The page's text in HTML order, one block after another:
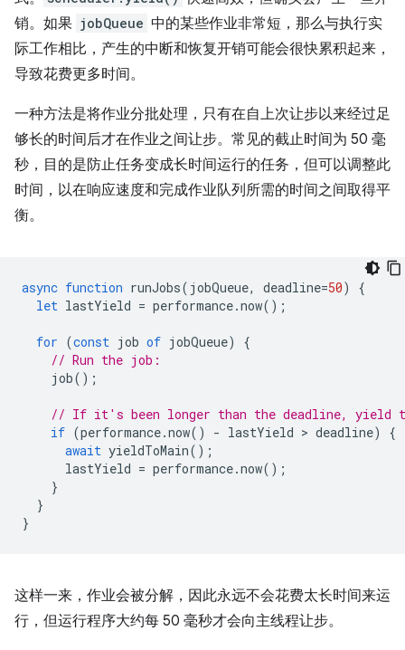
销。如果 jobQueue 中的某些作业非常短，那么与执行实
际工作相比，产生的中断和恢复开销可能会很快累积起来，
导致花费更多时间。
一种方法是将作业分批处理，只有在自上次让步以来经过足
够长的时间后才在作业之间让步。常见的截止时间为 50 毫
秒，目的是防止任务变成长时间运行的任务，但可以调整此
时间，以在响应速度和完成作业队列所需的时间之间取得平
衡。
async function runJobs( jobQueue, deadline=50)
{
let lastYield = performance.now();
for (const job of jobQueue)
{
// Run the job:
job();
// If it's been longer than the deadline, yield
if (performance.now() - lastYield > deadline)
{
await yieldToMain();
lastYield = performance.now();
}
}
}
这样一来，作业会被分解，因此永远不会花费太长时间来运
行，但运行程序大约每 50 毫秒才会向主线程让步。